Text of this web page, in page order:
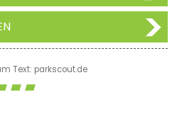
Text: parkscout.de